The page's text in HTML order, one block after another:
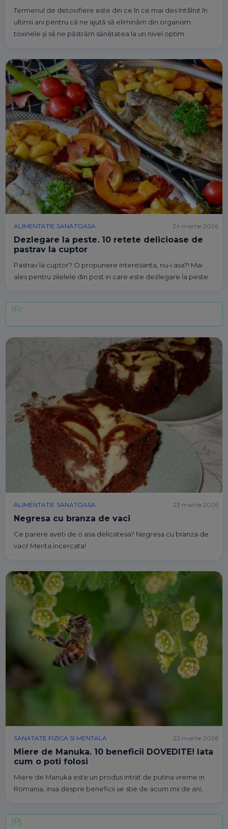
Termenul de detoxifiere este din ce în ce mai des întâlnit în
ultimii ani pentru că ne ajută să eliminăm din organism
toxinele și să ne păstrăm sănătatea la un nivel optim.
ALIMENTATIE SANATOASA
Dezlegare la peste. 10 retete delicioase de
pastrav la cuptor
Pastrav la cuptor? O propunere interesanta, nu-i asa?! Mai
ales pentru zilelele din post in care este dezlegare la peste.
24 martie 2026
ALIMENTATIE SANATOASA
Negresa cu branza de vaci
Ce parere aveti de o asa delicatesa? Negresa cu branza de
vaci! Merita incercata!
23 martie 2026
SANATATE FIZICA SI MENTALA
Miere de Manuka. 10 beneficii DOVEDITE! Iata
cum o poti folosi
Miere de Manuka este un produs intrat de putina vreme in
Romania, insa despre beneficii se stie de acum mii de ani.
22 martie 2026